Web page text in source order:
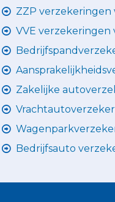
ZZP verzekeringen
VVE verzekeringen
Zakelijke
Bedrijfsauto